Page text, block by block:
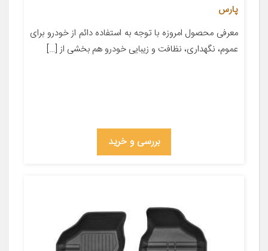
پارس
معرفی محصول امروزه با توجه به استفاده دائم از خودرو برای
عموم، نگهداری، نظافت و زیبایی خودرو هم بخشی از […]
بررسی و خرید